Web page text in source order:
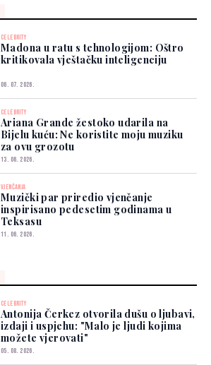
CELEBRITY
Madona u ratu s tehnologijom: Oštro
kritikovala vještačku inteligenciju
06. 07. 2026.
CELEBRITY
Ariana Grande žestoko udarila na
Bijelu kuću: Ne koristite moju muziku
za ovu grozotu
13. 06. 2026.
VJENČANJA
Muzički par priredio vjenčanje
inspirisano pedesetim godinama u
Teksasu
11. 06. 2026.
CELEBRITY
Antonija Čerkez otvorila dušu o ljubavi,
izdaji i uspjehu: "Malo je ljudi kojima
možete vjerovati"
05. 08. 2026.